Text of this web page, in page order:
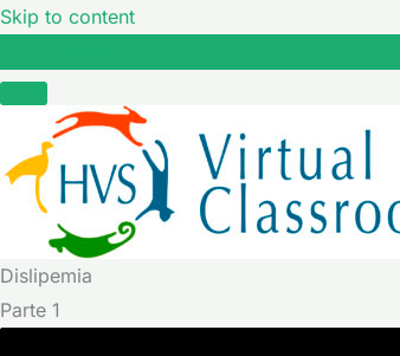
Skip to content
Dislipemia
Parte 1